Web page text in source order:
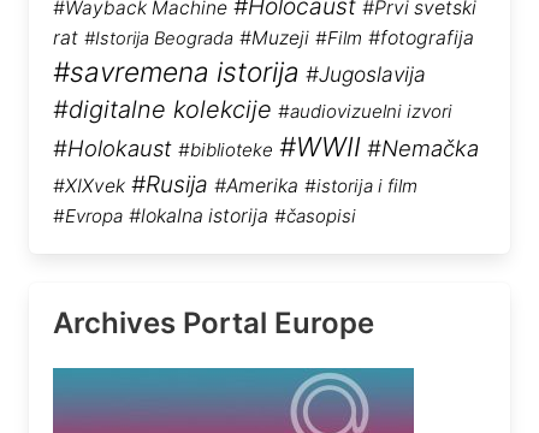
#Wayback Machine #Holocaust #Prvi svetski
rat #Istorija Beograda #Muzeji #Film #fotografija
#savremena istorija #Jugoslavija
#digitalne kolekcije #audiovizuelni izvori
#Holokaust #biblioteke #WWII #Nemačka
#XIXvek #Rusija #Amerika #istorija i film
#Evropa #lokalna istorija #časopisi
Archives Portal Europe